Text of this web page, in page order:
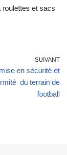
et sacs
SUIVANT
en sécurité et
du terrain de
football